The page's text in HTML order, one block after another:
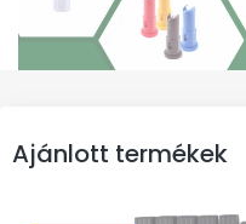
Ajánlott termékek